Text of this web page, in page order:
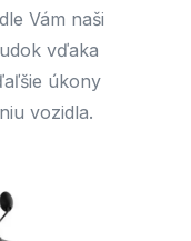
Vám naši
vďaka
úkony
vozidla.